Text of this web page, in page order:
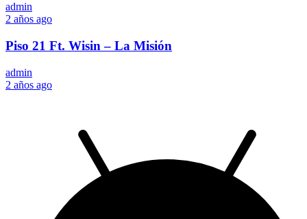
admin
2 años ago
Piso 21 Ft. Wisin – La Misión
admin
2 años ago